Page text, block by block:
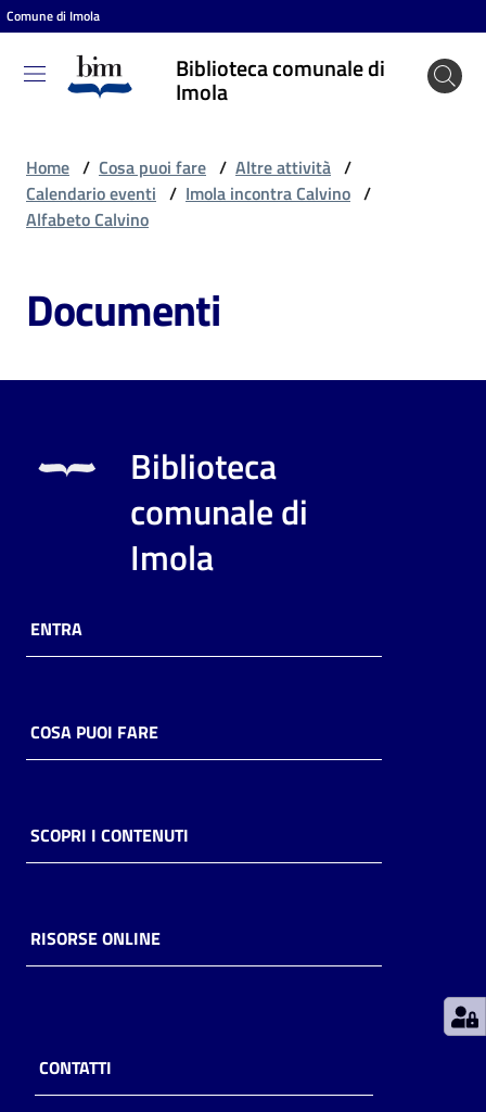
Vai al contenuto
Vai alla navigazione
Vai al footer
Comune di Imola
Biblioteca comunale di
Imola
Biblioteca
comunale
Cosa
fare
Scopri
online
Piani
Decentrate
Home / Cosa puoi fare / Altre attività /
Calendario eventi / Imola incontra Calvino /
Alfabeto Calvino
Documenti
Biblioteca
comunale di
Imola
ENTRA
COSA PUOI FARE
SCOPRI I CONTENUTI
RISORSE ONLINE
CONTATTI